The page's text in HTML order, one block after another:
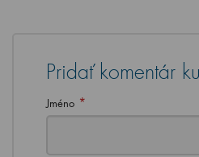
Pridať komentár
Jméno *